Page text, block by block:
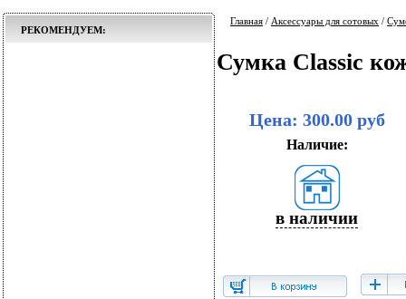
РЕКОМЕНДУЕМ:
Главная / Аксессуары для сотовых /
Сумка Classic
Цена: 300.00 руб
Наличие:
в наличии